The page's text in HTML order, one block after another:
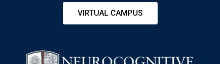
VIRTUAL CAMPUS